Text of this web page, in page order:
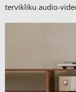
tervikliku audio-